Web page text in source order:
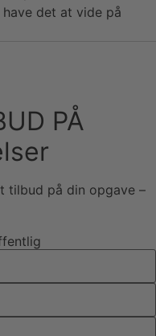
det at vide på
PÅ
tilbud på din opgave –